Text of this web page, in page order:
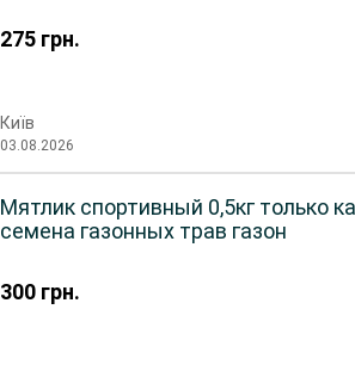
275 грн.
Київ
03.08.2026
300 грн.
Мятлик спортивный 0,5кг только
семена газонных трав газон